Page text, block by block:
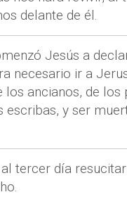
delante de él.
Jesús a
necesario ir a
los ancianos, de los
escribas, y ser
tercer día